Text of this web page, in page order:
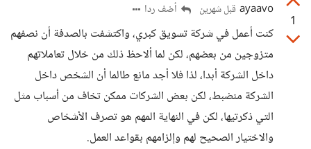
1
ayaavo قبل شهرين أضف ردا
كنت أعمل في شركة تسويق كبري، واكتشفت بالصدفة أن نصفهم
متزوجين من بعضهم، لكن لما ألاحظ ذلك من خلال تعاملاتهم
داخل الشركة أبدا، لذا فلا أجد مانع طالما أن الشخص داخل
الشركة منضبط، لكن بعض الشركات ممكن تخاف من أسباب مثل
التي ذكرتيها، لكن في النهاية المهم هو تصرف الأشخاص
والاختيار الصحيح لهم وإلزامهم بقواعد العمل.